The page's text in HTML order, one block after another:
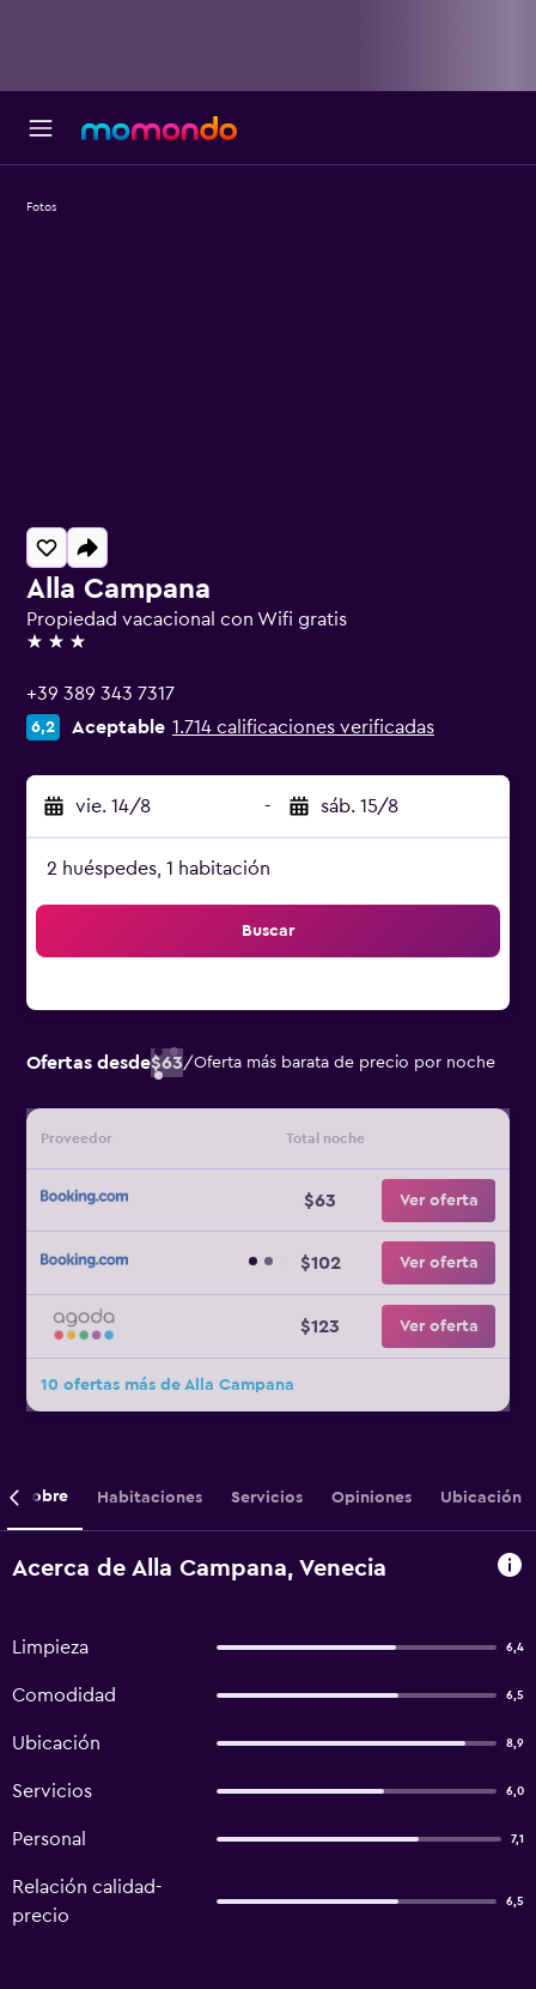
Alla Campana
Propiedad vacacional con Wifi gratis
3 estrellas
+39 389 343 7317
6,2 Aceptable 1.714 calificaciones verificadas
vie. 14/8 - sáb. 15/8
2 huéspedes, 1 habitación
Buscar
Ofertas desde$63/Oferta más barata de precio por noche
Proveedor Total noche
$63 Ver oferta
$102 Ver oferta
$123 Ver oferta
10 ofertas más de Alla Campana
Fotos
Sobre Habitaciones Servicios Opiniones Ubicación
Acerca de Alla Campana, Venecia
Limpieza 6,4
Comodidad 6,5
Ubicación 8,9
Servicios 6,0
Personal 7,1
Relación calidad-
precio
6,5